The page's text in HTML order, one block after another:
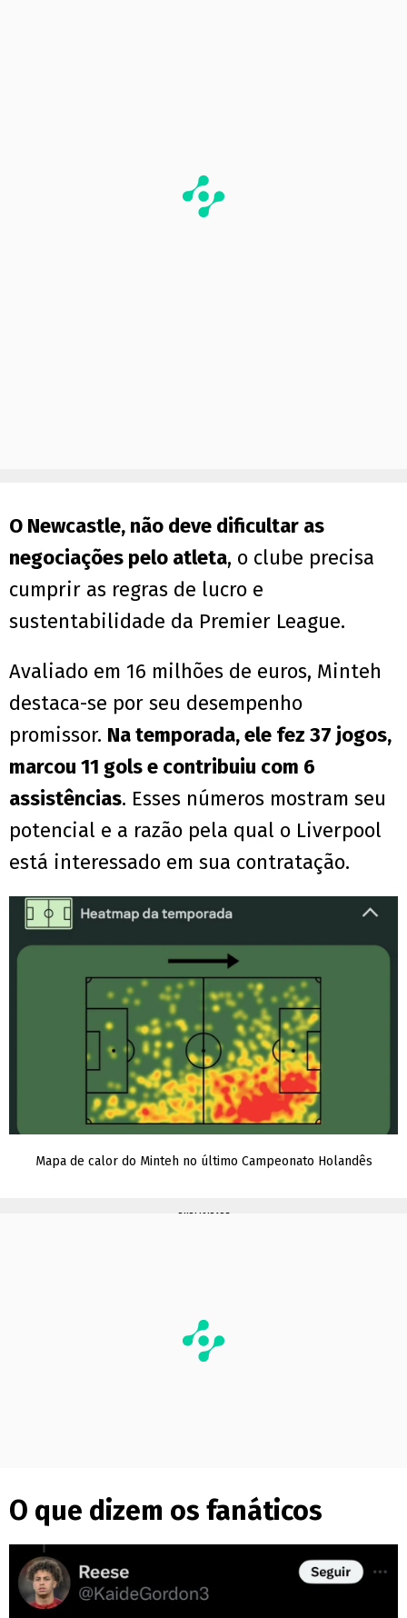
O Newcastle, não deve dificultar as
negociações pelo atleta, o clube precisa
cumprir as regras de lucro e
sustentabilidade da Premier League.
Avaliado em 16 milhões de euros, Minteh
destaca-se por seu desempenho
promissor. Na temporada, ele fez 37 jogos,
marcou 11 gols e contribuiu com 6
assistências. Esses números mostram seu
potencial e a razão pela qual o Liverpool
está interessado em sua contratação.
Mapa de calor do Minteh no último Campeonato Holandês
PUBLICIDADE
O que dizem os fanáticos